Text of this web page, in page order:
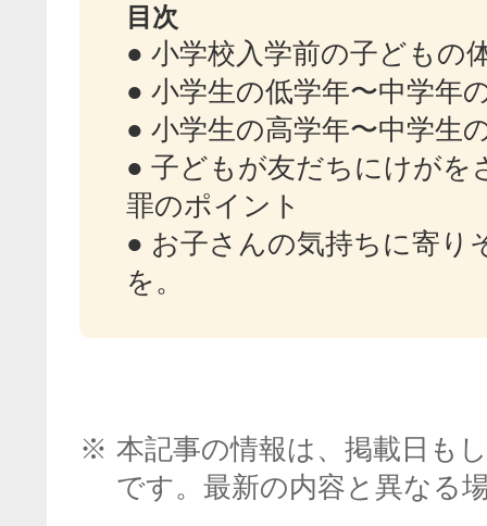
目次
● 小学校入学前の子どもの
● 小学生の低学年〜中学年
● 小学生の高学年〜中学生
● 子どもが友だちにけがを
罪のポイント
● お子さんの気持ちに寄り
を。
※ 本記事の情報は、掲載日も
です。最新の内容と異なる